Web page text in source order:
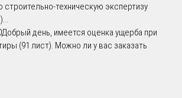
строительно-техническую экспертизу
Добрый день, имеется оценка ущерба при
(91 лист). Можно ли у вас заказать